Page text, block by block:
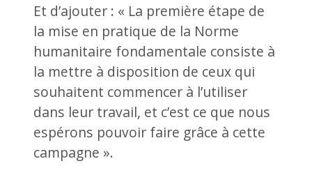
Et d’ajouter : « La première étape de
la mise en pratique de la Norme
humanitaire fondamentale consiste à
la mettre à disposition de ceux qui
souhaitent commencer à l’utiliser
dans leur travail, et c’est ce que nous
espérons pouvoir faire grâce à cette
campagne ».